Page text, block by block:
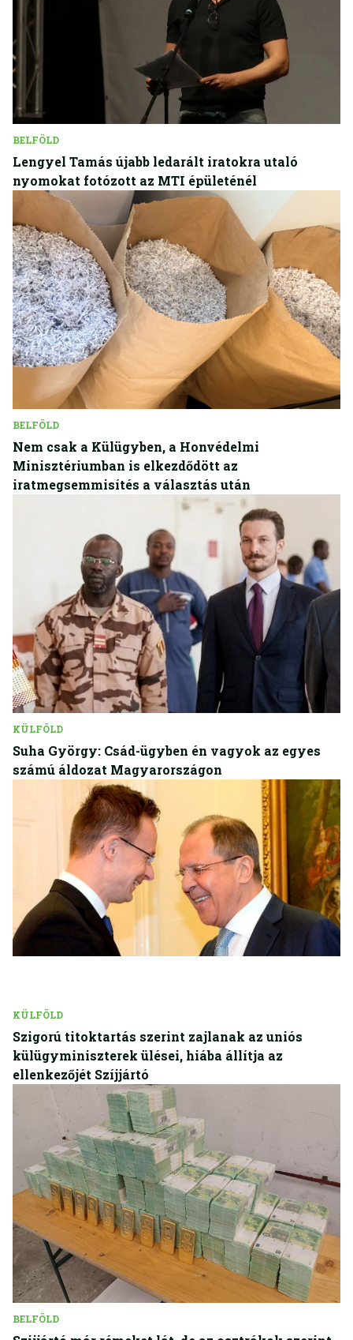
BELFÖLD
Lengyel Tamás újabb ledarált iratokra utaló
nyomokat fotózott az MTI épületénél
BELFÖLD
Nem csak a Külügyben, a Honvédelmi
Minisztériumban is elkezdődött az
iratmegsemmisítés a választás után
KÜLFÖLD
Suha György: Csád-ügyben én vagyok az egyes
számú áldozat Magyarországon
KÜLFÖLD
Szigorú titoktartás szerint zajlanak az uniós
külügyminiszterek ülései, hiába állítja az
ellenkezőjét Szíjjártó
BELFÖLD